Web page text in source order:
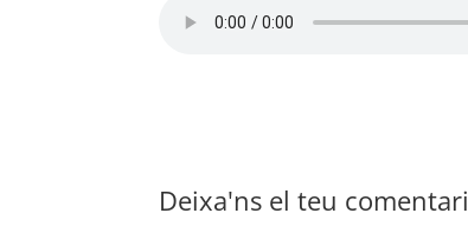
Deixa'ns el teu comentari